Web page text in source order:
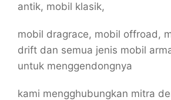
antik, mobil klasik,
mobil dragrace, mobil offroad,
drift dan semua jenis mobil
untuk menggendongnya
kami mengghubungkan mitra